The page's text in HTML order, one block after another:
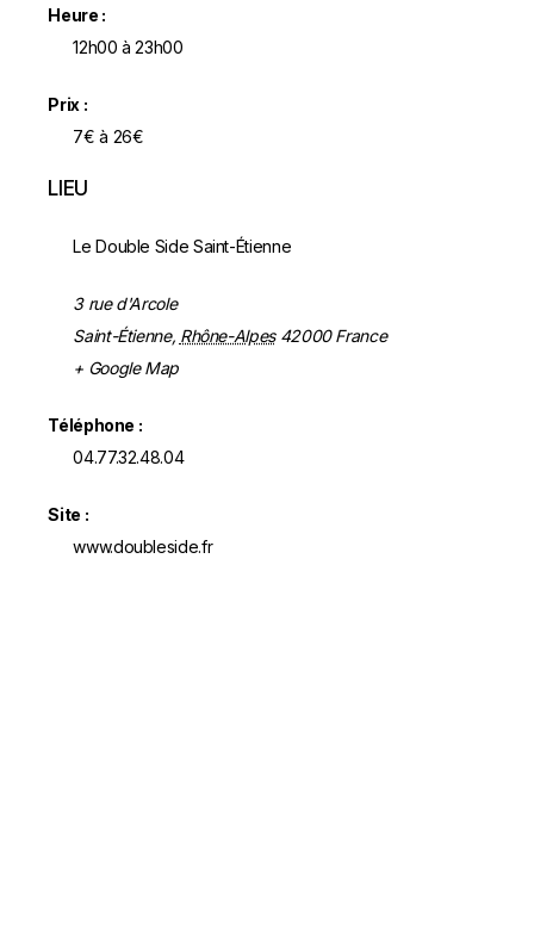
Heure :
12h00 à 23h00
Prix :
7€ à 26€
LIEU
Le Double Side Saint-Étienne
3 rue d'Arcole
Saint-Étienne, Rhône-Alpes 42000 France
+ Google Map
Téléphone :
04.77.32.48.04
Site :
www.doubleside.fr